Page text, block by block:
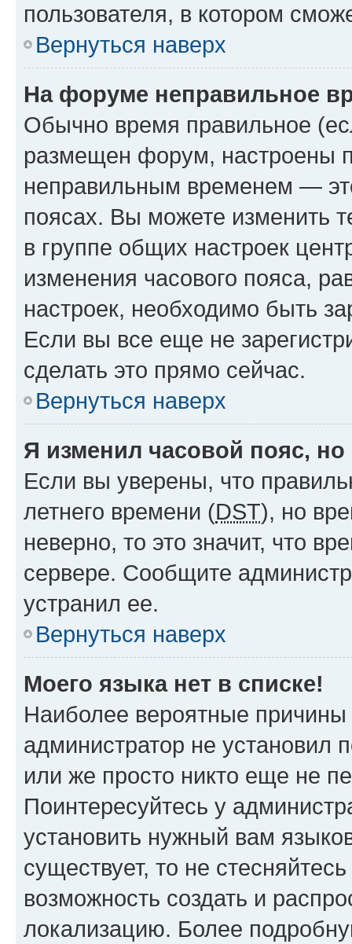
пользователя, в котором
Вернуться наверх
На форуме неправильное
Обычно время правильное
размещен форум, настроены
неправильным временем —
поясах. Вы можете изменить
в группе общих настроек
изменения часового пояса,
настроек, необходимо быть
Если вы все еще не
сделать это прямо сейчас.
Вернуться наверх
Я изменил часовой пояс,
Если вы уверены, что
летнего времени (DST), но
неверно, то это значит, что
сервере. Сообщите
устранил ее.
Вернуться наверх
Моего языка нет в списке!
Наиболее вероятные причины
администратор не установил
или же просто никто еще не
Поинтересуйтесь у
установить нужный вам
существует, то не
возможность создать и
локализацию. Более